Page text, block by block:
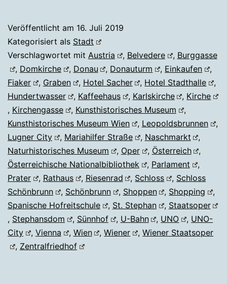
Veröffentlicht am 16. Juli 2019
Kategorisiert als Stadt
Verschlagwortet mit Austria , Belvedere , Burggasse
, Domkirche , Donau , Donauturm , Einkaufen
,
Fiaker
, Graben , Hotel Sacher , Hotel Stadthalle
,
Hundertwasser
, Kaffeehaus , Karlskirche , Kirche
, Kirchengasse , Kunsthistorisches Museum
,
Kunsthistorisches Museum Wien
, Leopoldsbrunnen
,
Lugner City
, Mariahilfer Straße , Naschmarkt
,
Naturhistorisches Museum
, Oper , Österreich
,
Österreichische Nationalbibliothek
, Parlament
,
Prater
, Rathaus , Riesenrad , Schloss , Schloss
Schönbrunn
, Schönbrunn , Shoppen , Shopping
,
Spanische Hofreitschule
, St. Stephan , Staatsoper
, Stephansdom , Sünnhof , U-Bahn , UNO , UNO-
City
, Vienna , Wien ,Wiener ,Wiener Staatsoper
, Zentralfriedhof